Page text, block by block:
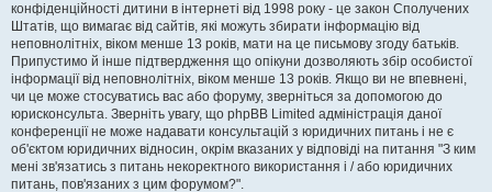
конфіденційності дитини в інтернеті від 1998 року - це закон Сполучених
Штатів, що вимагає від сайтів, які можуть збирати інформацію від
неповнолітніх, віком менше 13 років, мати на це письмову згоду батьків.
Припустимо й інше підтвердження що опікуни дозволяють збір особистої
інформації від неповнолітніх, віком менше 13 років. Якщо ви не впевнені,
чи це може стосуватись вас або форуму, зверніться за допомогою до
юрисконсульта. Зверніть увагу, що phpBB Limited адміністрація даної
конференції не може надавати консультацій з юридичних питань і не є
об'єктом юридичних відносин, окрім вказаних у відповіді на питання "З ким
мені зв'язатись з питань некоректного використання і / або юридичних
питань, пов'язаних з цим форумом?".